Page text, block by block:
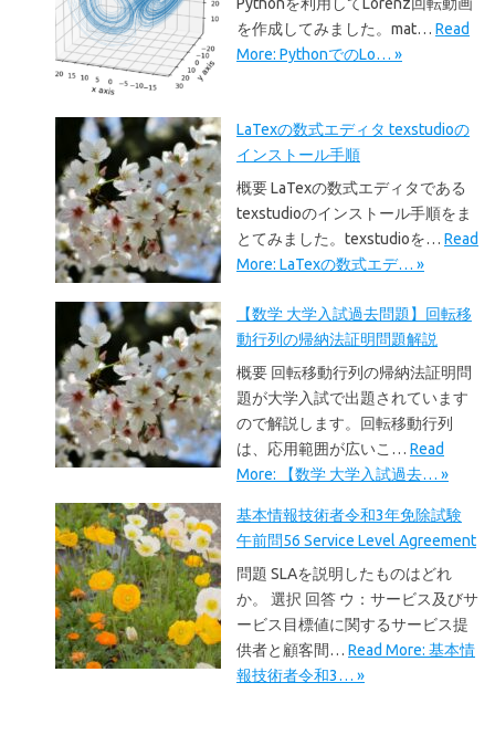
を作成してみました。mat… Read
More: PythonでのLo… »
LaTexの数式エディタ texstudioの
インストール手順
概要 LaTexの数式エディタである
texstudioのインストール手順をま
とてみました。texstudioを… Read
More: LaTexの数式エデ… »
【数学 大学入試過去問題】回転移
動行列の帰納法証明問題解説
概要 回転移動行列の帰納法証明問
題が大学入試で出題されています
ので解説します。回転移動行列
は、応用範囲が広いこ… Read
More: 【数学 大学入試過去… »
基本情報技術者令和3年免除試験
午前問56 Service Level Agreement
問題 SLAを説明したものはどれ
か。 選択 回答 ウ：サービス及びサ
ービス目標値に関するサービス提
供者と顧客間… Read More: 基本情
報技術者令和3… »